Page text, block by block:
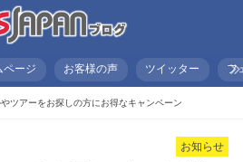
ページ お客様の声 ツイッター フ
ツアーをお探しの方にお得なキャンペーン
お知らせ